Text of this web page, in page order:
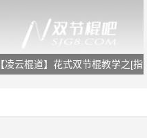
【凌云棍道】花式双节棍教学之[指